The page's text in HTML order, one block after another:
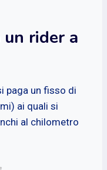
rider a
paga un fisso di
ai quali si
al chilometro